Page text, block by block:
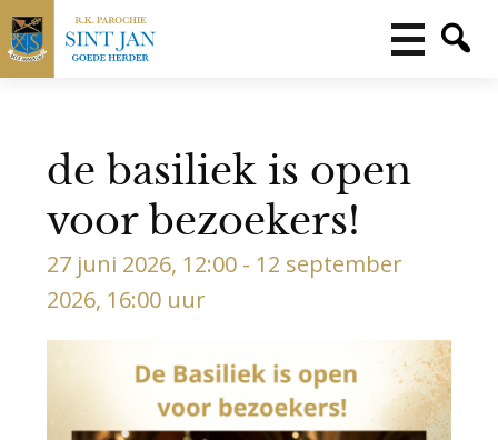
de basiliek is open
voor bezoekers!
27 juni 2026, 12:00 - 12 september
2026, 16:00 uur